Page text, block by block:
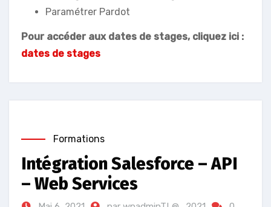
Paramétrer Pardot
Pour accéder aux dates de stages, cliquez ici :
dates de stages
Formations
Intégration Salesforce – API
– Web Services